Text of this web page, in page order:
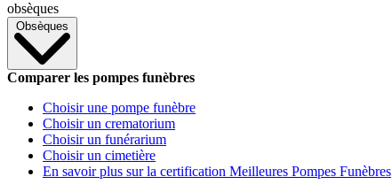
obsèques
Obsèques
Comparer les pompes funèbres
Choisir une pompe funèbre
Choisir un crematorium
Choisir un funérarium
Choisir un cimetière
En savoir plus sur la certification Meilleures Pompes Funèbres